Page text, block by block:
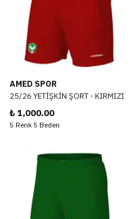
AMED SPOR
25/26 YETİŞKİN ŞORT - KIRMIZI
₺ 1,000.00
5 Renk 5 Beden